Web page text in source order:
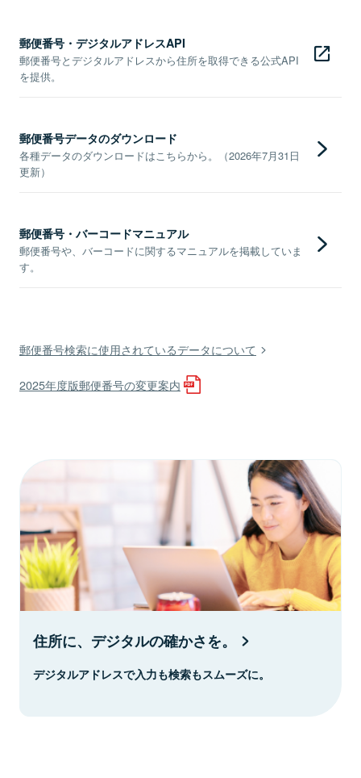
郵便番号・デジタルアドレスAPI
郵便番号とデジタルアドレスから住所を取得できる公式API
を提供。
郵便番号データのダウンロード
各種データのダウンロードはこちらから。（2026年7月31日
更新）
郵便番号・バーコードマニュアル
郵便番号や、バーコードに関するマニュアルを掲載していま
す。
郵便番号検索に使用されているデータについて
2025年度版郵便番号の変更案内
住所に、デジタルの確かさを。
デジタルアドレスで入力も検索もスムーズに。